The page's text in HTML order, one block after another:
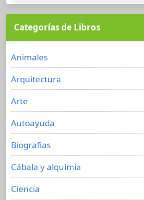
Categorías de Libros
Animales
Arquitectura
Arte
Autoayuda
Biografias
Cábala y alquimia
Ciencia